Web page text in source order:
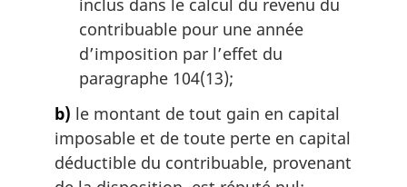
inclus dans le calcul du revenu du
contribuable pour une année
d’imposition par l’effet du
paragraphe 104(13);
b) le montant de tout gain en capital
imposable et de toute perte en capital
déductible du contribuable, provenant